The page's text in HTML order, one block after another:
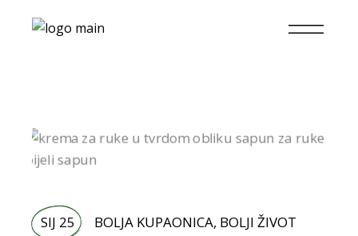
SIJ 25 BOLJA KUPAONICA, BOLJI ŽIVOT